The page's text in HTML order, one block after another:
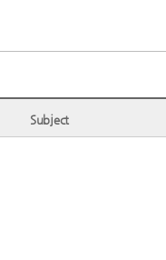
Subject